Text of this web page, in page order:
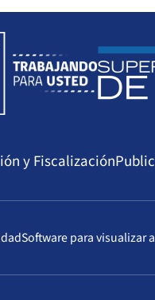
y Fiscalización
Software para visualizar